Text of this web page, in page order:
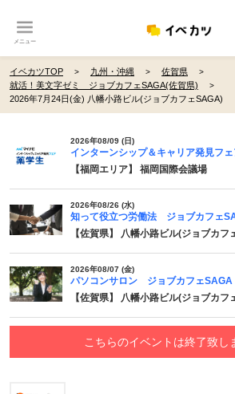
メニュー
イベカツTOP 九州・沖縄
佐賀県
就活！美文字ゼミ ジョブカフェSAGA(佐賀県)
2026年7月24日(金) 八幡小路ビル(ジョブカフェSAGA)
2026年08/09 (日)
インターンシップ＆キャリア発見フ
【福岡エリア】 福岡国際会議場
2026年08/26 (水)
知って役立つ労働法 ジョブカフェ
【佐賀県】 八幡小路ビル(ジョブカフ
2026年08/07 (金)
パソコンサロン ジョブカフェSAGA
【佐賀県】 八幡小路ビル(ジョブカフ
こちらのイベントは終了致し